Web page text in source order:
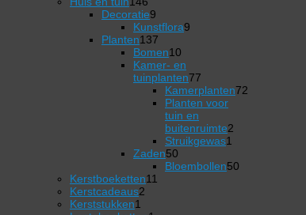
producten
Decoratie9
producten
Kunstflora9
Planten137
producten
Bomen10
producten
Kamer- en
tuinplanten77
producten
Kamerplanten72
72
producten
Planten voor
tuin en
buitenruimte2
Struikgewas1
Zaden50
producten
Bloembollen50
Kerstboeketten11
Kerstcadeaus2
Kerststukken1